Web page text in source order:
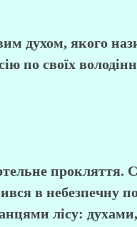
духом, якого
по своїх
прокляття.
в небезпечну
лісу: